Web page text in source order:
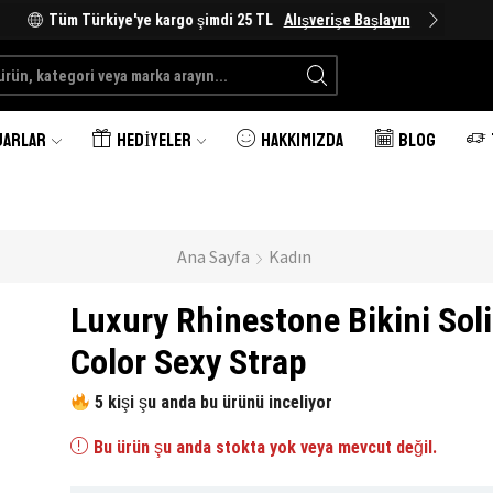
Tüm Türkiye'ye kargo şimdi 25 TL Alışverişe Başlayın
Search
HEDIYELER HAKKIMIZDA BLOG
Ana Sayfa Kadın
Luxury Rhinestone Bikini
Color Sexy Strap
5 kişi şu anda bu ürünü inceliyor
Bu ürün şu anda stokta yok veya mevcut değil.